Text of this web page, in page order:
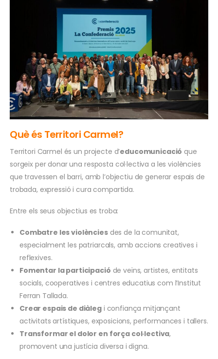
Què és Territori Carmel?
Territori Carmel és un projecte d’educomunicació que
sorgeix per donar una resposta col·lectiva a les violències
que travessen el barri, amb l’objectiu de generar espais de
trobada, expressió i cura compartida.
Entre els seus objectius es troba:
Combatre les violènciesdes de la comunitat,
especialment les patriarcals, amb accions creatives i
reflexives.
Fomentar la participació de veïns, artistes, entitats
socials, cooperatives i centres educatius com l’Institut
Ferran Tallada.
Crear espais de diàlegi confiança mitjançant
activitats artístiques, exposicions, performances i tallers.
Transformar el dolor en força col·lectiva,
promovent una justícia diversa i digna.